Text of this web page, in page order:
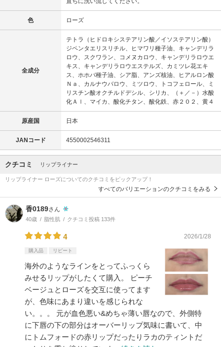
色 ローズ
全成分
テトラ（ヒドロキシステアリン酸／イソステアリン酸）
ジペンタエリスリチル、ヒマワリ種子油、キャンデリラ
ロウ、スクワラン、コメヌカロウ、キャンデリラロウエ
キス、キャンデリラロウエステルズ、カミツレ花エキ
ス、ホホバ種子油、シア脂、アンズ核油、ヒアルロン酸
Ｎａ、カルナウバロウ、ミツロウ、トコフェロール、ミ
リスチン酸オクチルドデシル、シリカ、（＋／－）水酸
化Ａｌ、マイカ、酸化チタン、酸化鉄、赤２０２、黄４
原産国 日本
JANコード 4550002546311
クチコミ リップライナー
リップライナー ローズについてのクチコミをピックアップ！
すべてのバリエーションのクチコミをみる
香0189さん
40歳 脂性肌 クチコミ投稿 133件
4 2026/1/28
購入品 リピート
海外のようなラインをとってふっくら
みせるリップがしたくて購入。 ピーチ
ベージュとローズを交互に使ってます
が、色味にあまり違いを感じられな
い。。。 元が血色悪い&めちゃ薄い唇なので、外側特
に下唇の下の部分はオーバーリップ気味に書いて、中
にトムフォードの赤リップだったりラカのティントだ